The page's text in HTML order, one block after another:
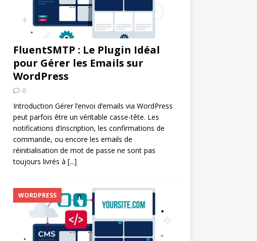
FluentSMTP : Le Plugin Idéal
pour Gérer les Emails sur
WordPress
0
Introduction Gérer l’envoi d’emails via WordPress
peut parfois être un véritable casse-tête. Les
notifications d’inscription, les confirmations de
commande, ou encore les emails de
réinitialisation de mot de passe ne sont pas
toujours livrés à [...]
WORDPRESS